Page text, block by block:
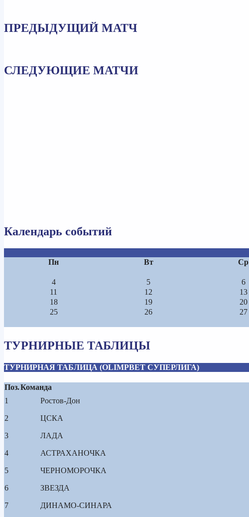
ПРЕДЫДУЩИЙ МАТЧ
СЛЕДУЮЩИЕ МАТЧИ
Календарь событий
Пн
Вт Ср
4
5 6
11
12 13
18
19 20
25
26 27
ТУРНИРНЫЕ ТАБЛИЦЫ
ТУРНИРНАЯ ТАБЛИЦА (OLIMPBET СУПЕРЛИГА)
Поз.Команда
1
Ростов-Дон
2 ЦСКА
3 ЛАДА
4 АСТРАХАНОЧКА
5 ЧЕРНОМОРОЧКА
6 ЗВЕЗДА
7 ДИНАМО-СИНАРА